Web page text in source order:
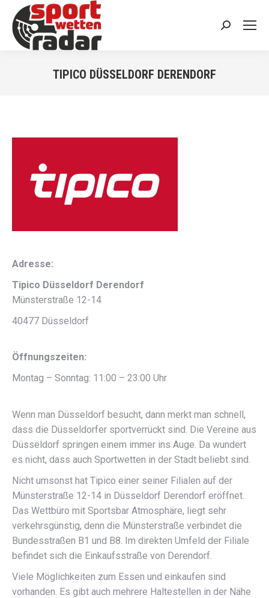
Search:
TIPICO DÜSSELDORF DERENDORF
Adresse:
Tipico Düsseldorf Derendorf
Münsterstraße 12-14
40477 Düsseldorf
Öffnungszeiten:
Montag – Sonntag: 11:00 – 23:00 Uhr
Wenn man Düsseldorf besucht, dann merkt man schnell,
dass die Düsseldorfer sportverrückt sind. Die Vereine aus
Düsseldorf springen einem immer ins Auge. Da wundert
es nicht, dass auch Sportwetten in der Stadt beliebt sind.
Nicht umsonst hat Tipico einer seiner Filialen auf der
Münsterstraße 12-14 in Düsseldorf Derendorf eröffnet.
Das Wettbüro mit Sportsbar Atmosphäre, liegt sehr
verkehrsgünstig, denn die Münsterstraße verbindet die
Bundesstraßen B1 und B8. Im direkten Umfeld der Filiale
befindet sich die Einkaufsstraße von Derendorf.
Viele Möglichkeiten zum Essen und einkaufen sind
vorhanden. Es gibt auch mehrere Haltestellen in der Nähe